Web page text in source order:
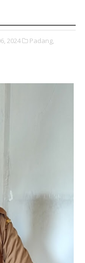
2024
Padang,